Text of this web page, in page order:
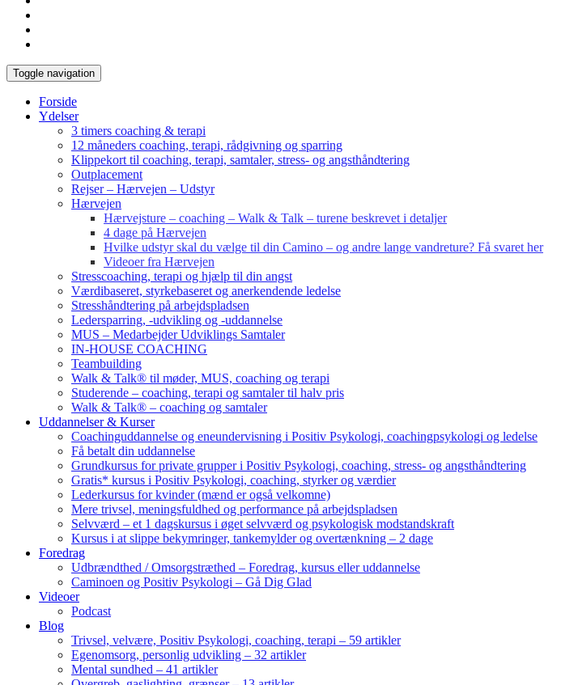
Toggle navigation
Forside
Ydelser
3 timers coaching & terapi
12 måneders coaching, terapi, rådgivning og sparring
Klippekort til coaching, terapi, samtaler, stress- og angsthåndtering
Outplacement
Rejser – Hærvejen – Udstyr
Hærvejen
Hærvejsture – coaching – Walk & Talk – turene beskrevet i detaljer
4 dage på Hærvejen
Hvilke udstyr skal du vælge til din Camino – og andre lange vandreture? Få svaret her
Videoer fra Hærvejen
Stresscoaching, terapi og hjælp til din angst
Værdibaseret, styrkebaseret og anerkendende ledelse
Stresshåndtering på arbejdspladsen
Ledersparring, -udvikling og -uddannelse
MUS – Medarbejder Udviklings Samtaler
IN-HOUSE COACHING
Teambuilding
Walk & Talk® til møder, MUS, coaching og terapi
Studerende – coaching, terapi og samtaler til halv pris
Walk & Talk® – coaching og samtaler
Uddannelser & Kurser
Coachinguddannelse og eneundervisning i Positiv Psykologi, coachingpsykologi og ledelse
Få betalt din uddannelse
Grundkursus for private grupper i Positiv Psykologi, coaching, stress- og angsthåndtering
Gratis* kursus i Positiv Psykologi, coaching, styrker og værdier
Lederkursus for kvinder (mænd er også velkomne)
Mere trivsel, meningsfuldhed og performance på arbejdspladsen
Selvværd – et 1 dagskursus i øget selvværd og psykologisk modstandskraft
Kursus i at slippe bekymringer, tankemylder og overtænkning – 2 dage
Foredrag
Udbrændthed / Omsorgstræthed – Foredrag, kursus eller uddannelse
Caminoen og Positiv Psykologi – Gå Dig Glad
Videoer
Podcast
Blog
Trivsel, velvære, Positiv Psykologi, coaching, terapi – 59 artikler
Egenomsorg, personlig udvikling – 32 artikler
Mental sundhed – 41 artikler